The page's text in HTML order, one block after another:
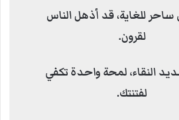
ساحر للغاية، قد أذهل الناس
لقرون.
النقاء، لمحة واحدة تكفي
لفتنتك.